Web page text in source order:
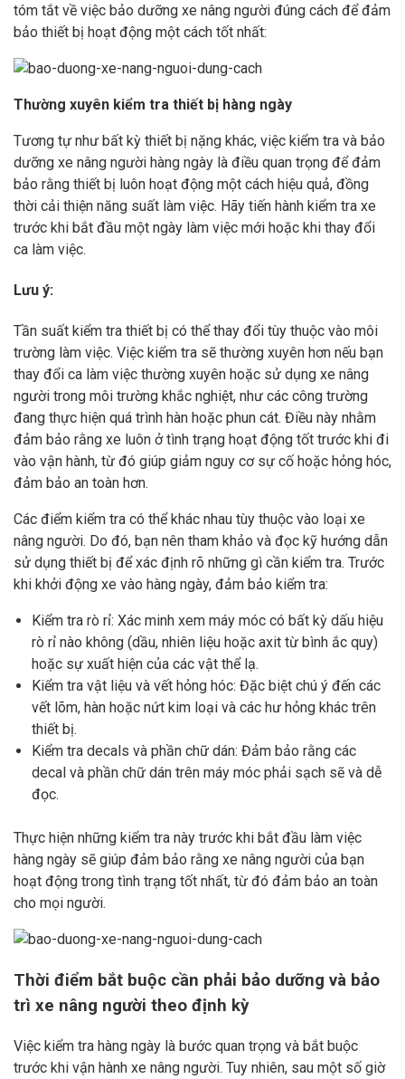
tóm tắt về việc bảo dưỡng xe nâng người đúng cách để đảm
bảo thiết bị hoạt động một cách tốt nhất:
Thường xuyên kiểm tra thiết bị hàng ngày
Tương tự như bất kỳ thiết bị nặng khác, việc kiểm tra và bảo
dưỡng xe nâng người hàng ngày là điều quan trọng để đảm
bảo rằng thiết bị luôn hoạt động một cách hiệu quả, đồng
thời cải thiện năng suất làm việc. Hãy tiến hành kiểm tra xe
trước khi bắt đầu một ngày làm việc mới hoặc khi thay đổi
ca làm việc.
Lưu ý:
Tần suất kiểm tra thiết bị có thể thay đổi tùy thuộc vào môi
trường làm việc. Việc kiểm tra sẽ thường xuyên hơn nếu bạn
thay đổi ca làm việc thường xuyên hoặc sử dụng xe nâng
người trong môi trường khắc nghiệt, như các công trường
đang thực hiện quá trình hàn hoặc phun cát. Điều này nhằm
đảm bảo rằng xe luôn ở tình trạng hoạt động tốt trước khi đi
vào vận hành, từ đó giúp giảm nguy cơ sự cố hoặc hỏng hóc,
đảm bảo an toàn hơn.
Các điểm kiểm tra có thể khác nhau tùy thuộc vào loại xe
nâng người. Do đó, bạn nên tham khảo và đọc kỹ hướng dẫn
sử dụng thiết bị để xác định rõ những gì cần kiểm tra. Trước
khi khởi động xe vào hàng ngày, đảm bảo kiểm tra:
Kiểm tra rò rỉ: Xác minh xem máy móc có bất kỳ dấu hiệu
rò rỉ nào không (dầu, nhiên liệu hoặc axit từ bình ắc quy)
hoặc sự xuất hiện của các vật thể lạ.
Kiểm tra vật liệu và vết hỏng hóc: Đặc biệt chú ý đến các
vết lõm, hàn hoặc nứt kim loại và các hư hỏng khác trên
thiết bị.
Kiểm tra decals và phần chữ dán: Đảm bảo rằng các
decal và phần chữ dán trên máy móc phải sạch sẽ và dễ
đọc.
Thực hiện những kiểm tra này trước khi bắt đầu làm việc
hàng ngày sẽ giúp đảm bảo rằng xe nâng người của bạn
hoạt động trong tình trạng tốt nhất, từ đó đảm bảo an toàn
cho mọi người.
Thời điểm bắt buộc cần phải bảo dưỡng và bảo
trì xe nâng người theo định kỳ
Việc kiểm tra hàng ngày là bước quan trọng và bắt buộc
trước khi vận hành xe nâng người. Tuy nhiên, sau một số giờ